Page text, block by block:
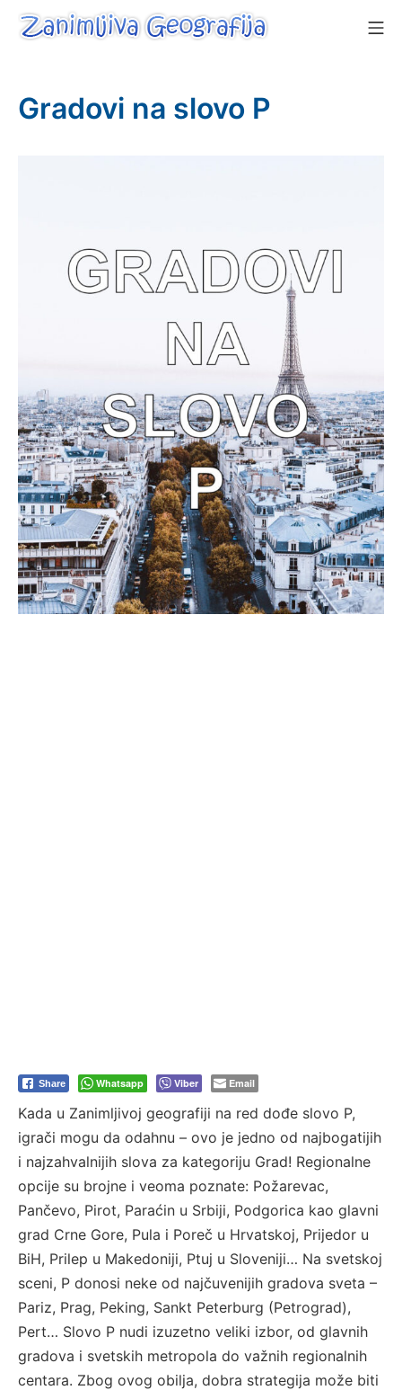
Skip
Gradovi na slovo P
Share Whatsapp Viber Email
Kada u Zanimljivoj geografiji na red dođe slovo P,
igrači mogu da odahnu – ovo je jedno od najbogatijih
i najzahvalnijih slova za kategoriju Grad! Regionalne
opcije su brojne i veoma poznate: Požarevac,
Pančevo, Pirot, Paraćin u Srbiji, Podgorica kao glavni
grad Crne Gore, Pula i Poreč u Hrvatskoj, Prijedor u
BiH, Prilep u Makedoniji, Ptuj u Sloveniji… Na svetskoj
sceni, P donosi neke od najčuvenijih gradova sveta –
Pariz, Prag, Peking, Sankt Peterburg (Petrograd),
Pert… Slovo P nudi izuzetno veliki izbor, od glavnih
gradova i svetskih metropola do važnih regionalnih
centara. Zbog ovog obilja, dobra strategija može biti